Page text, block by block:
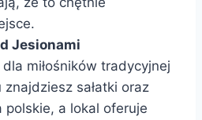
Jesionami
miłośników tradycyjnej
znajdziesz sałatki oraz
polskie, a lokal oferuje